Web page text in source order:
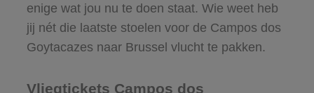
enige wat jou nu te doen staat. Wie weet heb
jij nét die laatste stoelen voor de Campos dos
Goytacazes naar Brussel vlucht te pakken.
Vliegtickets Campos dos